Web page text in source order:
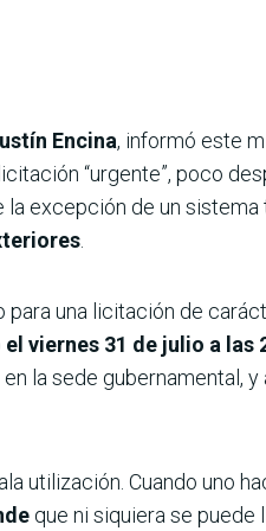
Encina, informó este
“urgente”, poco
excepción de un
.
una licitación de
viernes 31 de julio a las
la sede gubernamental,
utilización. Cuando uno
que ni siquiera se